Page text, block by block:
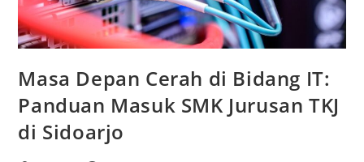
Masa Depan Cerah di Bidang IT:
Panduan Masuk SMK Jurusan TKJ
di Sidoarjo